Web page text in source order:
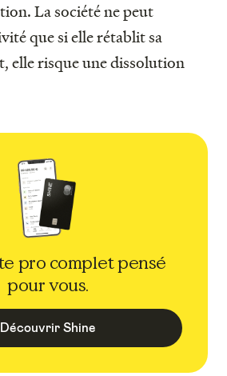
La société ne peut
que si elle rétablit sa
elle risque une dissolution
pro complet pensé
pour vous.
Découvrir Shine